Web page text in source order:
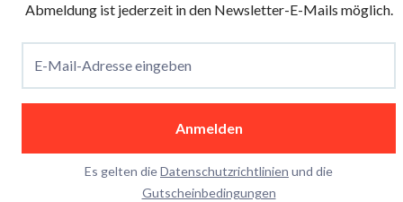
Abmeldung ist jederzeit in den Newsletter-E-Mails möglich.
E-Mail-Adresse eingeben
Anmelden
Es gelten dieDatenschutzrichtlinien und die
Gutscheinbedingungen